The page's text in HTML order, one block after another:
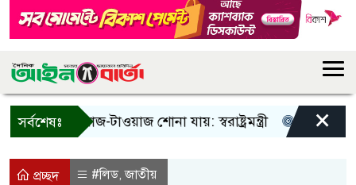
সর্বশেষঃ
শুধু আওয়াজ-টাওয়াজ শোনা যায়: স্বরাষ্ট্রমন্ত্রী তিন দিনের
×
প্রচ্ছদ #লিড,জাতীয়